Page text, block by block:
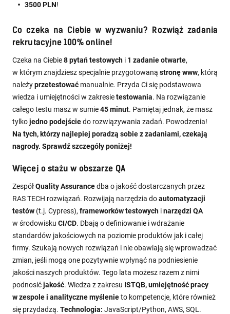
3500 PLN!
Co czeka na Ciebie w wyzwaniu? Rozwiąż zadania
rekrutacyjne 100% online!
Czeka na Ciebie8 pytań testowych i 1 zadanie otwarte,
w którym znajdziesz specjalnie przygotowaną stronę www, którą
należyprzetestować manualnie. Przyda Ci się podstawowa
wiedza i umiejętności w zakresietestowania. Na rozwiązanie
całego testu masz w sumie45 minut. Pamiętaj jednak, że masz
tylkojedno podejściedo rozwiązywania zadań. Powodzenia!
Na tych, którzy najlepiej poradzą sobie z zadaniami, czekają
nagrody. Sprawdź szczegóły poniżej!
Więcej o stażu w obszarze QA
ZespółQuality Assurancedba o jakość dostarczanych przez
RAS TECH rozwiązań. Rozwijają narzędzia doautomatyzacji
testów (t.j. Cypress), frameworków testowych inarzędzi QA
w środowisku CI/CD. Dbają o definiowanie i wdrażanie
standardów jakościowych na poziomie produktów jak i całej
firmy. Szukają nowych rozwiązań i nie obawiają się wprowadzać
zmian, jeśli mogą one pozytywnie wpłynąć na podniesienie
jakości naszych produktów. Tego lata możesz razem z nimi
podnosićjakość. Wiedza z zakresu ISTQB, umiejętność pracy
w zespole i analityczne myślenieto kompetencje, które również
się przydadzą. Technologia: JavaScript/Python, AWS, SQL.